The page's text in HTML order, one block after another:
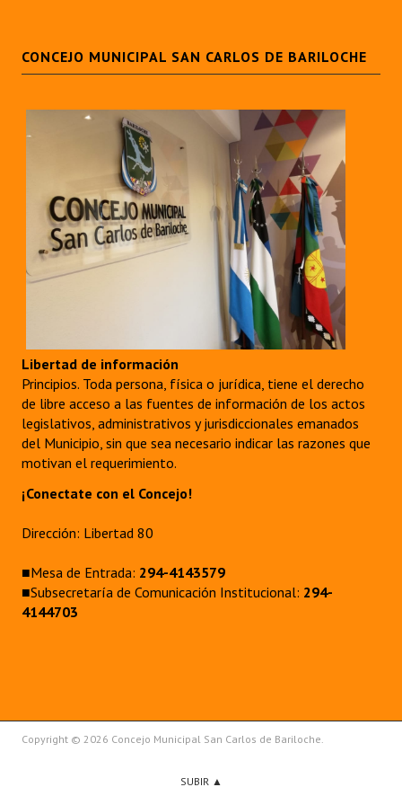
Registros y Distinciones
Datos Históricos
Premio al Mérito - Registro
Audiencias Públicas - Registro
Mujeres que Dejaron Huellas - Registro
Banca del Vecino - Registro
Huéspedes de Honor - Registro
Antiguos Pobladores - Registro
Reconocimientos - Registro
REFORMA DE LA CARTA ORGÁNICA
CONCEJO MUNICIPAL SAN CARLOS DE BARILOCHE
Libertad de información
Principios. Toda persona, física o jurídica, tiene el derecho
de libre acceso a las fuentes de información de los actos
legislativos, administrativos y jurisdiccionales emanados
del Municipio, sin que sea necesario indicar las razones que
motivan el requerimiento.
¡Conectate con el Concejo!
Dirección: Libertad 80
■Mesa de Entrada: 294-4143579
■Subsecretaría de Comunicación Institucional: 294-
4144703
Copyright © 2026 Concejo Municipal San Carlos de Bariloche.
SUBIR ▲